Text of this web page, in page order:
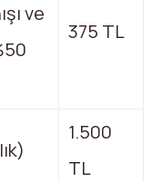
ve
375 TL
1.500
TL